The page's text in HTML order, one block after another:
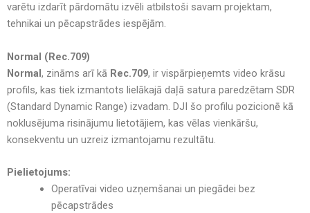
varētu izdarīt pārdomātu izvēli atbilstoši savam projektam,
tehnikai un pēcapstrādes iespējām.
Normal (Rec.709)
Normal, zināms arī kā Rec.709, ir vispārpieņemts video krāsu
profils, kas tiek izmantots lielākajā daļā satura paredzētam SDR
(Standard Dynamic Range) izvadam. DJI šo profilu pozicionē kā
noklusējuma risinājumu lietotājiem, kas vēlas vienkāršu,
konsekventu un uzreiz izmantojamu rezultātu.
Pielietojums:
Operatīvai video uzņemšanai un piegādei bez
pēcapstrādes